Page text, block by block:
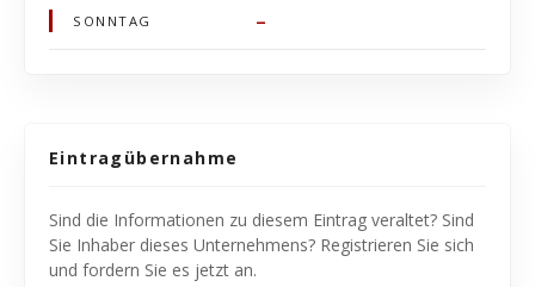
SONNTAG –
Eintragübernahme
Sind die Informationen zu diesem Eintrag veraltet? Sind
Sie Inhaber dieses Unternehmens? Registrieren Sie sich
und fordern Sie es jetzt an.